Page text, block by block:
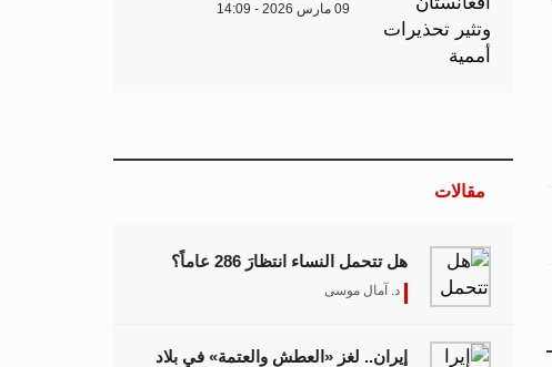
09 مارس 2026 - 14:09
مقالات
هل تتحمل النساء انتظارَ 286 عاماً؟
د. آمال موسى
إيران.. لغز «العطش والعتمة» في بلاد